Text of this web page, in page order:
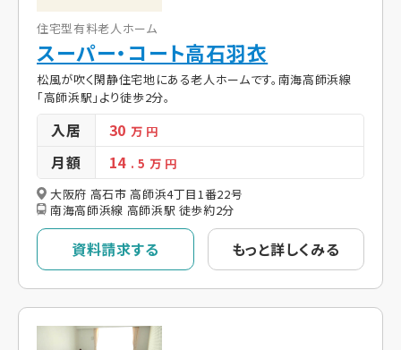
住宅型有料老人ホーム
スーパー・コート高石羽衣
松風が吹く閑静住宅地にある老人ホームです。南海高師浜線
「高師浜駅」より徒歩2分。
入居 30万 円
月額 14 . 5 万 円
大阪府 高石市 高師浜4丁目1番22号
南海高師浜線 高師浜駅 徒歩約2分
資料請求する もっと詳しくみる